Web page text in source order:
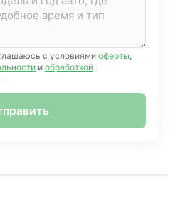
с условиямиоферты,
и обработкой